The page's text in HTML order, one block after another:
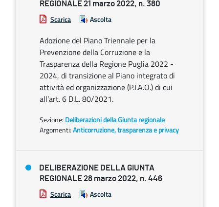
REGIONALE 21 marzo 2022, n. 380
Scarica Ascolta
Adozione del Piano Triennale per la
Prevenzione della Corruzione e la
Trasparenza della Regione Puglia 2022 -
2024, di transizione al Piano integrato di
attività ed organizzazione (P.I.A.O.) di cui
all’art. 6 D.L. 80/2021.
Sezione: Deliberazioni della Giunta regionale
Argomenti:Anticorruzione, trasparenza e privacy
DELIBERAZIONE DELLA GIUNTA
REGIONALE 28 marzo 2022, n. 446
Scarica Ascolta